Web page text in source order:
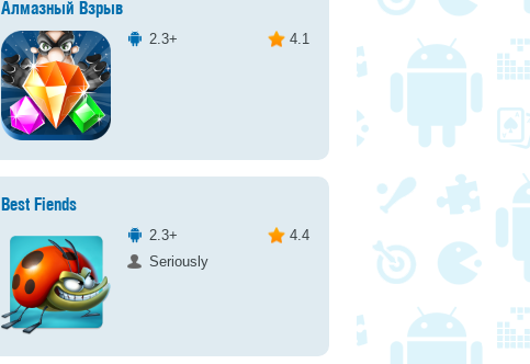
Алмазный Взрыв
2.3+
4.1
Best Fiends
2.3+
4.4
Seriously